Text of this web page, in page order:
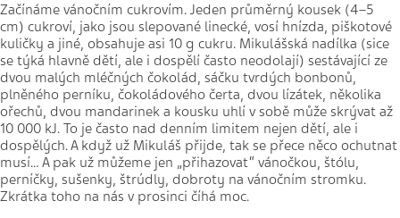
Začínáme vánočním cukrovím. Jeden průměrný kousek (4–5
cm) cukroví, jako jsou slepované linecké, vosí hnízda, piškotové
kuličky a jiné, obsahuje asi 10 g cukru. Mikulášská nadílka (sice
se týká hlavně dětí, ale i dospělí často neodolají) sestávající ze
dvou malých mléčných čokolád, sáčku tvrdých bonbonů,
plněného perníku, čokoládového čerta, dvou lízátek, několika
ořechů, dvou mandarinek a kousku uhlí v sobě může skrývat až
10 000 kJ. To je často nad denním limitem nejen dětí, ale i
dospělých. A když už Mikuláš přijde, tak se přece něco ochutnat
musí… A pak už můžeme jen „přihazovat“ vánočkou, štólu,
perníčky, sušenky, štrúdly, dobroty na vánočním stromku.
Zkrátka toho na nás v prosinci číhá moc.